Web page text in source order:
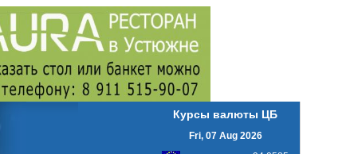
Курсы валюты ЦБ
Fri, 07 Aug 2026